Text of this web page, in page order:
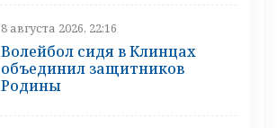
8 августа 2026, 22:16
Волейбол сидя в Клинцах
объединил защитников
Родины